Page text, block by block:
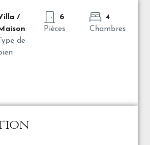
/
Type de
6
Pièces
4
Chambres